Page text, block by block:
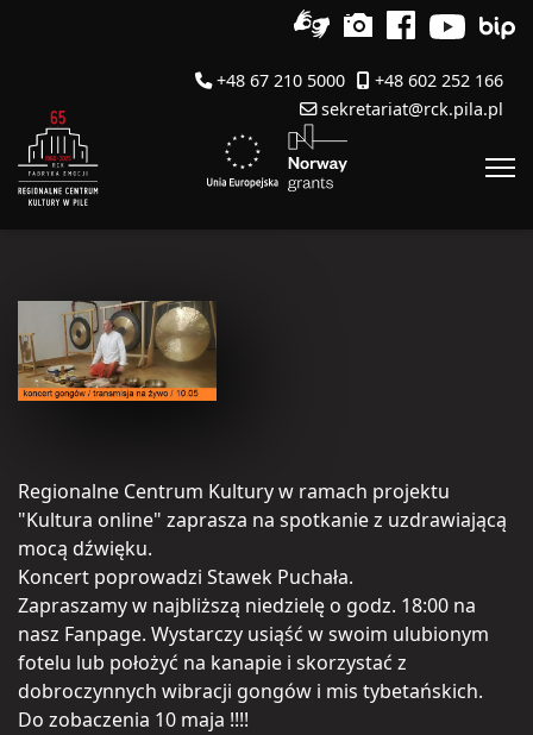
+48 67 210 5000
+48 602 252 166
sekretariat@rck.pila.pl
Regionalne Centrum Kultury w ramach projektu
"Kultura online" zaprasza na spotkanie z uzdrawiającą
mocą dźwięku.
Koncert poprowadzi Stawek Puchała.
Zapraszamy w najbliższą niedzielę o godz. 18:00 na
nasz Fanpage. Wystarczy usiąść w swoim ulubionym
fotelu lub położyć na kanapie i skorzystać z
dobroczynnych wibracji gongów i mis tybetańskich.
Do zobaczenia 10 maja !!!!